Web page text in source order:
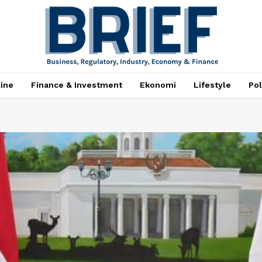
Finance & Investment Ekonomi Lifestyle